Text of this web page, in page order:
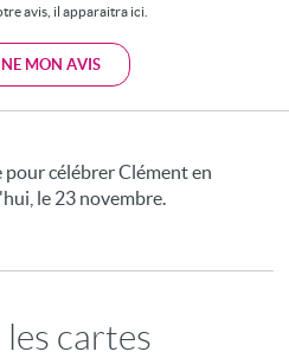
avis, il apparaitra ici.
MON AVIS
célébrer Clément en
le 23 novembre.
cartes